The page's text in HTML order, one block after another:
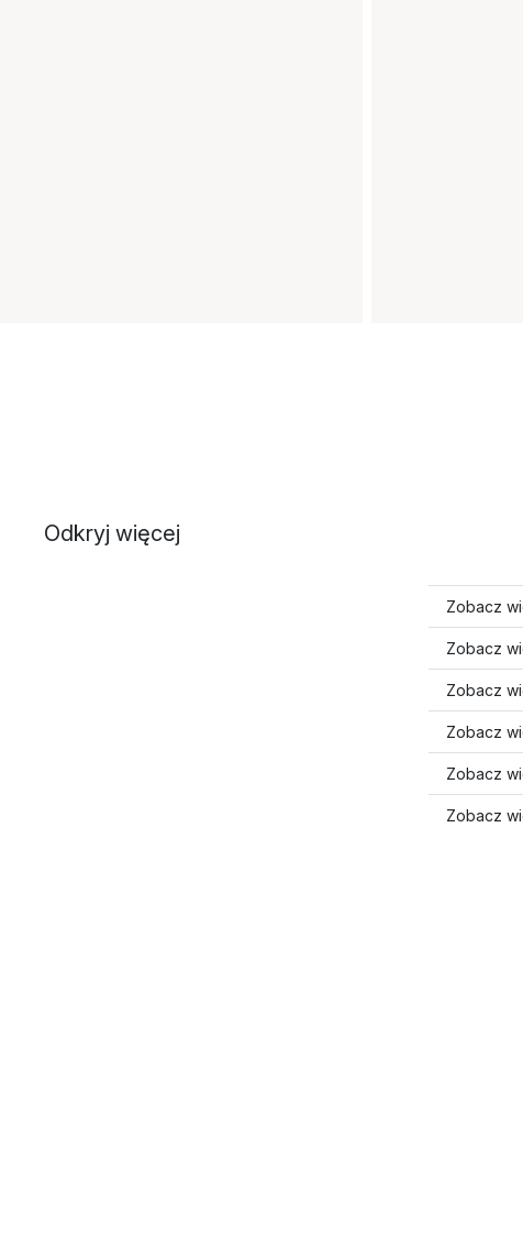
Odkryj więcej
Zobacz
Zobacz
Zobacz
Zobacz
Zobacz
Zobacz